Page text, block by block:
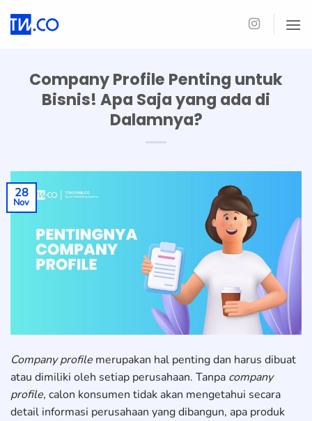
Company Profile Penting untuk
Bisnis! Apa Saja yang ada di
Dalamnya?
28
Nov
Company profile merupakan hal penting dan harus dibuat
atau dimiliki oleh setiap perusahaan. Tanpa company
profile, calon konsumen tidak akan mengetahui secara
detail informasi perusahaan yang dibangun, apa produk